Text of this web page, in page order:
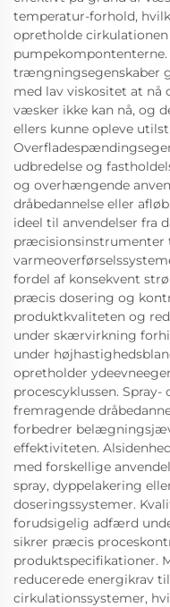
temperatur-forhold,
opretholde
trængningsegenskaber
med lav viskositet at nå
væsker ikke kan nå, og
ellers kunne opleve
udbredelse og
og overhængende
dråbedannelse eller
ideel til anvendelser fra
præcisionsinstrumenter
fordel af konsekvent
præcis dosering og
produktkvaliteten og
under skærvirkning
under
opretholder
procescyklussen.
fremragende
forbedrer
effektiviteten.
med forskellige
spray, dyppelakering
doseringssystemer.
forudsigelig adfærd
sikrer præcis
produktspecifikationer.
reducerede energikrav
cirkulationssystemer,